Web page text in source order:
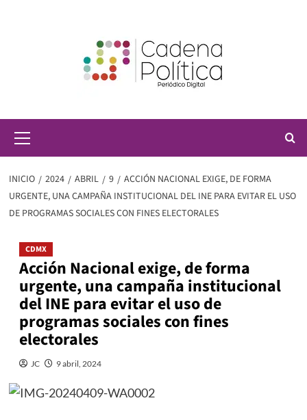
principal
INICIO 2024 ABRIL 9
ACCIÓN NACIONAL EXIGE, DE FORMA
URGENTE, UNA CAMPAÑA INSTITUCIONAL DEL INE PARA EVITAR EL USO
DE PROGRAMAS SOCIALES CON FINES ELECTORALES
CDMX
Acción Nacional exige, de forma
urgente, una campaña institucional
del INE para evitar el uso de
programas sociales con fines
electorales
JC 9 abril, 2024